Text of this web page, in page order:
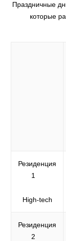
Праздничные
которые
Резиденция
1
High-tech
Резиденция
2